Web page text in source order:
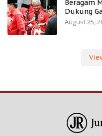
Beragam
Dukung
August 25,